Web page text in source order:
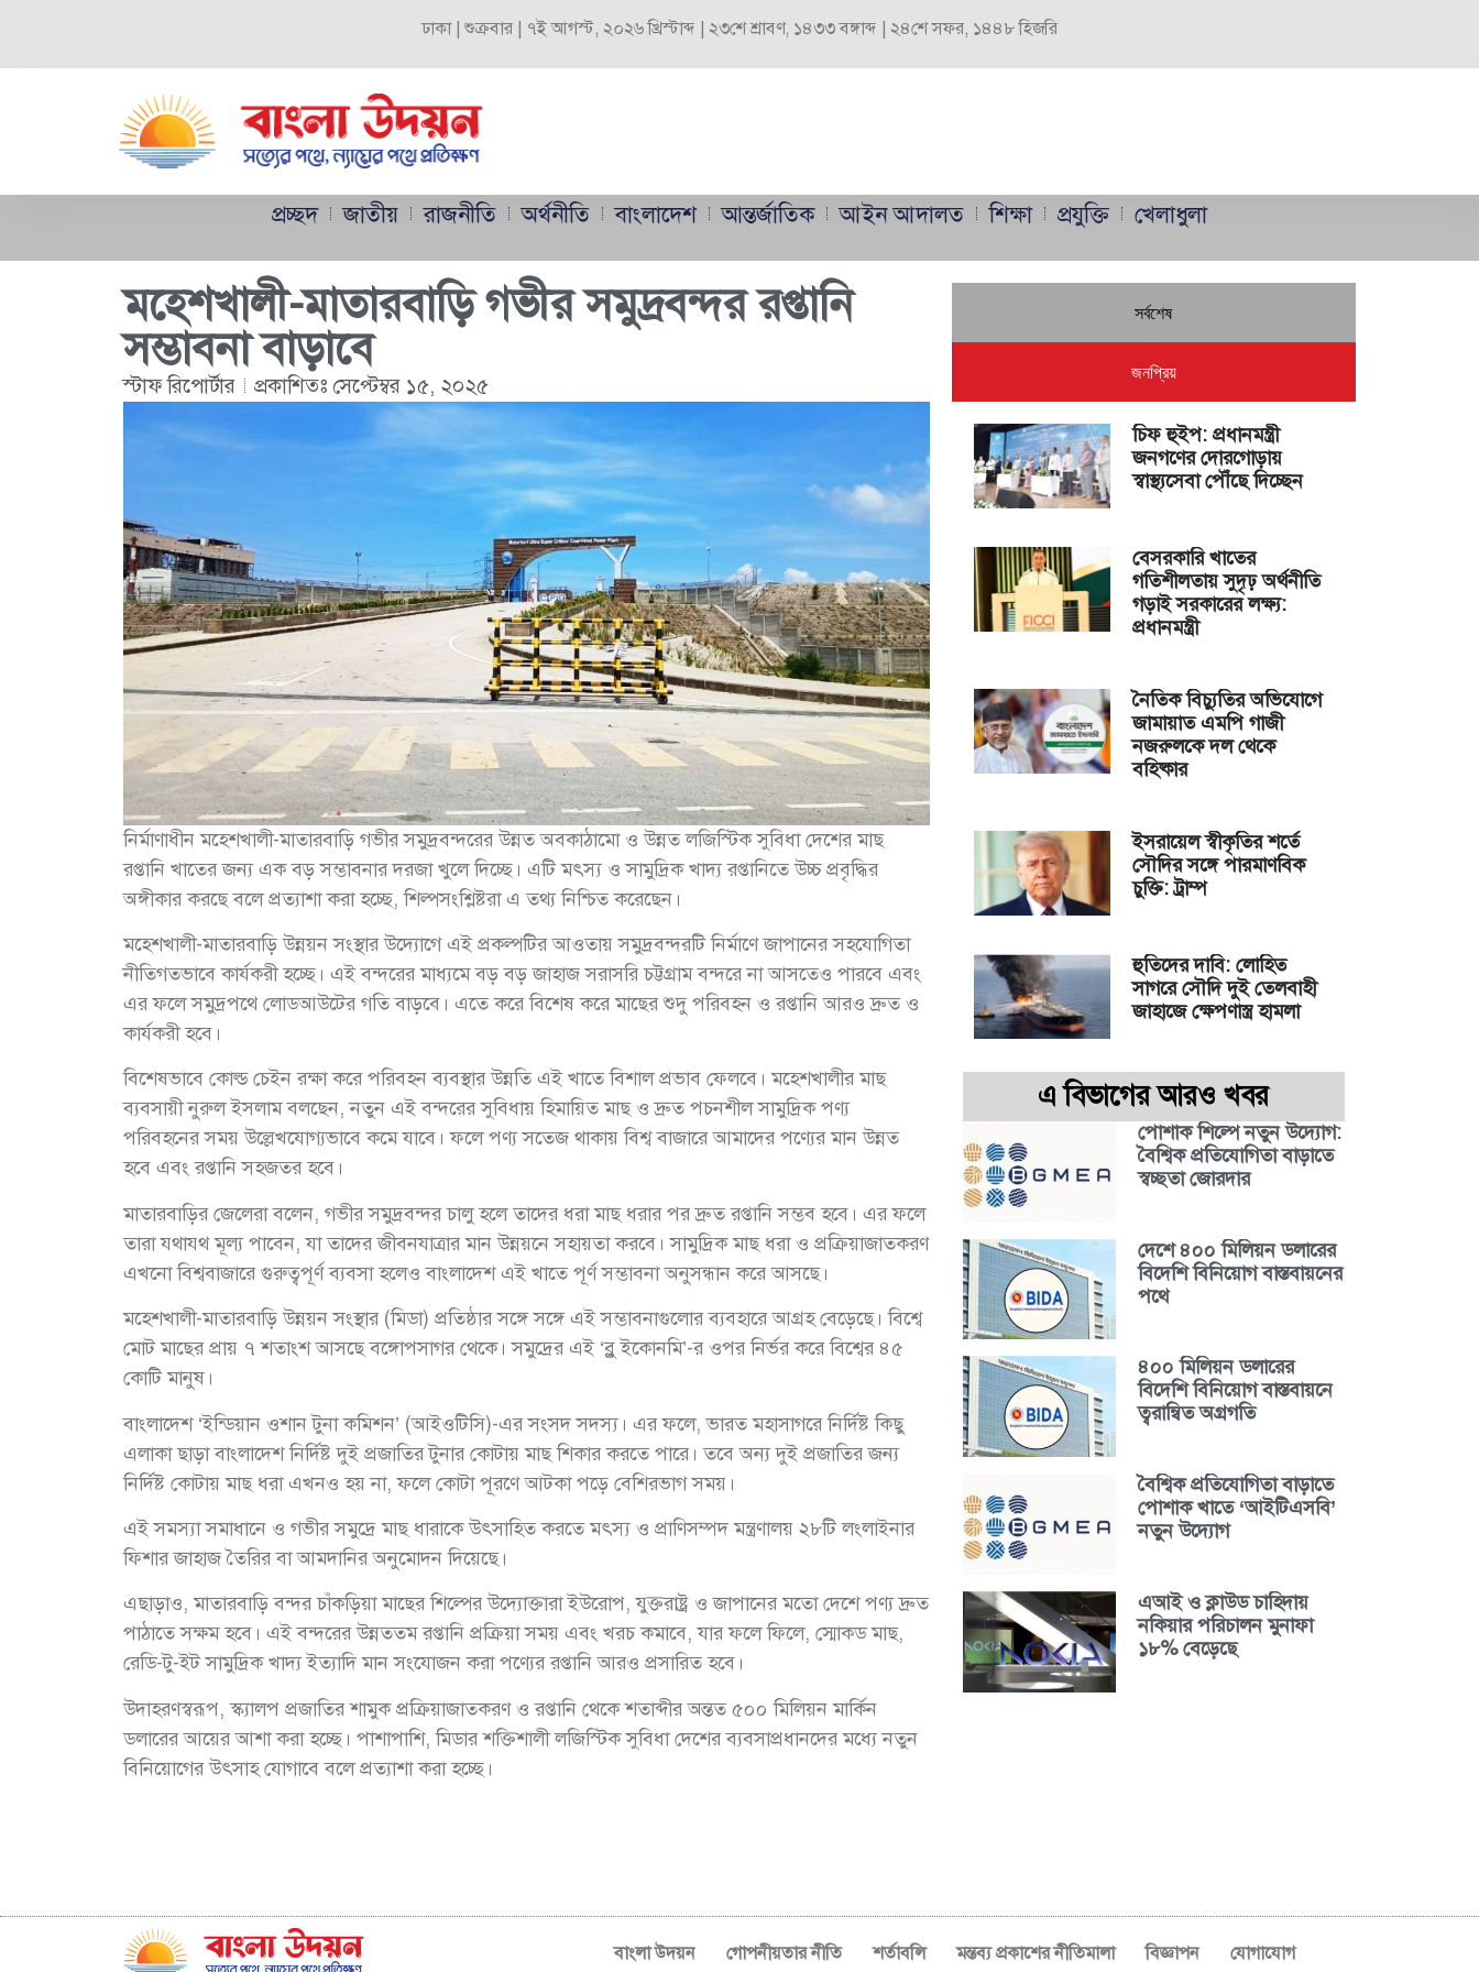
ঢাকা | শুক্রবার | ৭ই আগস্ট, ২০২৬ খ্রিস্টাব্দ | ২৩শে শ্রাবণ, ১৪৩৩ বঙ্গাব্দ | ২৪শে সফর, ১৪৪৮ হিজরি
প্রচ্ছদ জাতীয় রাজনীতি অর্থনীতি বাংলাদেশ আন্তর্জাতিক আইন আদালত শিক্ষা প্রযুক্তি খেলাধুলা
মহেশখালী-মাতারবাড়ি গভীর সমুদ্রবন্দর রপ্তানি
সম্ভাবনা বাড়াবে
স্টাফ রিপোর্টার প্রকাশিতঃ সেপ্টেম্বর ১৫, ২০২৫
নির্মাণাধীন মহেশখালী-মাতারবাড়ি গভীর সমুদ্রবন্দরের উন্নত অবকাঠামো ও উন্নত লজিস্টিক সুবিধা দেশের মাছ
রপ্তানি খাতের জন্য এক বড় সম্ভাবনার দরজা খুলে দিচ্ছে। এটি মৎস্য ও সামুদ্রিক খাদ্য রপ্তানিতে উচ্চ প্রবৃদ্ধির
অঙ্গীকার করছে বলে প্রত্যাশা করা হচ্ছে, শিল্পসংশ্লিষ্টরা এ তথ্য নিশ্চিত করেছেন।
মহেশখালী-মাতারবাড়ি উন্নয়ন সংস্থার উদ্যোগে এই প্রকল্পটির আওতায় সমুদ্রবন্দরটি নির্মাণে জাপানের সহযোগিতা
নীতিগতভাবে কার্যকরী হচ্ছে। এই বন্দরের মাধ্যমে বড় বড় জাহাজ সরাসরি চট্টগ্রাম বন্দরে না আসতেও পারবে এবং
এর ফলে সমুদ্রপথে লোডআউটের গতি বাড়বে। এতে করে বিশেষ করে মাছের শুদু পরিবহন ও রপ্তানি আরও দ্রুত ও
কার্যকরী হবে।
বিশেষভাবে কোল্ড চেইন রক্ষা করে পরিবহন ব্যবস্থার উন্নতি এই খাতে বিশাল প্রভাব ফেলবে। মহেশখালীর মাছ
ব্যবসায়ী নুরুল ইসলাম বলছেন, নতুন এই বন্দরের সুবিধায় হিমায়িত মাছ ও দ্রুত পচনশীল সামুদ্রিক পণ্য
পরিবহনের সময় উল্লেখযোগ্যভাবে কমে যাবে। ফলে পণ্য সতেজ থাকায় বিশ্ব বাজারে আমাদের পণ্যের মান উন্নত
হবে এবং রপ্তানি সহজতর হবে।
মাতারবাড়ির জেলেরা বলেন, গভীর সমুদ্রবন্দর চালু হলে তাদের ধরা মাছ ধরার পর দ্রুত রপ্তানি সম্ভব হবে। এর ফলে
তারা যথাযথ মূল্য পাবেন, যা তাদের জীবনযাত্রার মান উন্নয়নে সহায়তা করবে। সামুদ্রিক মাছ ধরা ও প্রক্রিয়াজাতকরণ
এখনো বিশ্ববাজারে গুরুত্বপূর্ণ ব্যবসা হলেও বাংলাদেশ এই খাতে পূর্ণ সম্ভাবনা অনুসন্ধান করে আসছে।
মহেশখালী-মাতারবাড়ি উন্নয়ন সংস্থার (মিডা) প্রতিষ্ঠার সঙ্গে সঙ্গে এই সম্ভাবনাগুলোর ব্যবহারে আগ্রহ বেড়েছে। বিশ্বে
মোট মাছের প্রায় ৭ শতাংশ আসছে বঙ্গোপসাগর থেকে। সমুদ্রের এই ‘ব্লু ইকোনমি’-র ওপর নির্ভর করে বিশ্বের ৪৫
কোটি মানুষ।
বাংলাদেশ ‘ইন্ডিয়ান ওশান টুনা কমিশন’ (আইওটিসি)-এর সংসদ সদস্য। এর ফলে, ভারত মহাসাগরে নির্দিষ্ট কিছু
এলাকা ছাড়া বাংলাদেশ নির্দিষ্ট দুই প্রজাতির টুনার কোটায় মাছ শিকার করতে পারে। তবে অন্য দুই প্রজাতির জন্য
নির্দিষ্ট কোটায় মাছ ধরা এখনও হয় না, ফলে কোটা পূরণে আটকা পড়ে বেশিরভাগ সময়।
এই সমস্যা সমাধানে ও গভীর সমুদ্রে মাছ ধারাকে উৎসাহিত করতে মৎস্য ও প্রাণিসম্পদ মন্ত্রণালয় ২৮টি লংলাইনার
ফিশার জাহাজ তৈরির বা আমদানির অনুমোদন দিয়েছে।
এছাড়াও, মাতারবাড়ি বন্দর চাঁকড়িয়া মাছের শিল্পের উদ্যোক্তারা ইউরোপ, যুক্তরাষ্ট্র ও জাপানের মতো দেশে পণ্য দ্রুত
পাঠাতে সক্ষম হবে। এই বন্দরের উন্নততম রপ্তানি প্রক্রিয়া সময় এবং খরচ কমাবে, যার ফলে ফিলে, স্মোকড মাছ,
রেডি-টু-ইট সামুদ্রিক খাদ্য ইত্যাদি মান সংযোজন করা পণ্যের রপ্তানি আরও প্রসারিত হবে।
উদাহরণস্বরূপ, স্ক্যালপ প্রজাতির শামুক প্রক্রিয়াজাতকরণ ও রপ্তানি থেকে শতাব্দীর অন্তত ৫০০ মিলিয়ন মার্কিন
ডলারের আয়ের আশা করা হচ্ছে। পাশাপাশি, মিডার শক্তিশালী লজিস্টিক সুবিধা দেশের ব্যবসাপ্রধানদের মধ্যে নতুন
বিনিয়োগের উৎসাহ যোগাবে বলে প্রত্যাশা করা হচ্ছে।
সর্বশেষ
জনপ্রিয়
চিফ হুইপ: প্রধানমন্ত্রী
জনগণের দোরগোড়ায়
স্বাস্থ্যসেবা পৌঁছে দিচ্ছেন
বেসরকারি খাতের
গতিশীলতায় সুদৃঢ় অর্থনীতি
গড়াই সরকারের লক্ষ্য:
প্রধানমন্ত্রী
নৈতিক বিচ্যুতির অভিযোগে
জামায়াত এমপি গাজী
নজরুলকে দল থেকে
বহিষ্কার
ইসরায়েল স্বীকৃতির শর্তে
সৌদির সঙ্গে পারমাণবিক
চুক্তি: ট্রাম্প
হুতিদের দাবি: লোহিত
সাগরে সৌদি দুই তেলবাহী
জাহাজে ক্ষেপণাস্ত্র হামলা
এ বিভাগের আরও খবর
পোশাক শিল্পে নতুন উদ্যোগ:
বৈশ্বিক প্রতিযোগিতা বাড়াতে
স্বচ্ছতা জোরদার
দেশে ৪০০ মিলিয়ন ডলারের
বিদেশি বিনিয়োগ বাস্তবায়নের
পথে
৪০০ মিলিয়ন ডলারের
বিদেশি বিনিয়োগ বাস্তবায়নে
ত্বরান্বিত অগ্রগতি
বৈশ্বিক প্রতিযোগিতা বাড়াতে
পোশাক খাতে ‘আইটিএসবি’
নতুন উদ্যোগ
এআই ও ক্লাউড চাহিদায়
নকিয়ার পরিচালন মুনাফা
১৮% বেড়েছে
বাংলা উদয়ন গোপনীয়তার নীতি শর্তাবলি মন্তব্য প্রকাশের নীতিমালা বিজ্ঞাপন যোগাযোগ